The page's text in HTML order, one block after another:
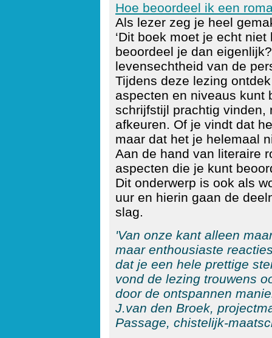
Hoe beoordeel ik een
Als lezer zeg je heel
‘Dit boek moet je echt
beoordeel je dan
levensechtheid van de
Tijdens deze lezing
aspecten en niveaus kunt
schrijfstijl prachtig vinden,
afkeuren. Of je vindt dat
maar dat het je helemaal
Aan de hand van literaire
aspecten die je kunt
Dit onderwerp is ook als
uur en hierin gaan de
slag.
'Van onze kant alleen
maar enthousiaste
dat je een hele prettige
vond de lezing trouwens
door de ontspannen
J.van den Broek,
Passage, chistelijk-